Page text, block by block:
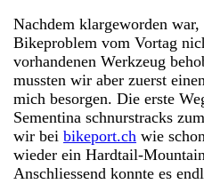
Nachdem klargeworden
Bikeproblem vom Vortag
vorhandenen Werkzeug
mussten wir aber zuerst
mich besorgen. Die erste
Sementina schnurstracks
wir beibikeport.ch wie
wieder ein Hardtail-
Anschliessend konnte es